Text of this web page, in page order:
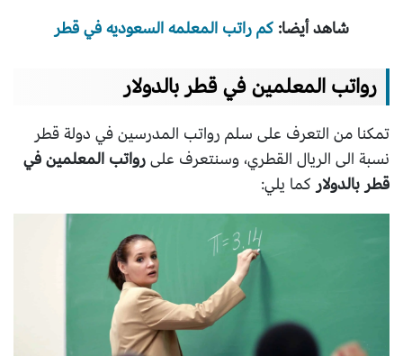
شاهد أيضا: كم راتب المعلمه السعوديه في قطر
رواتب المعلمين في قطر بالدولار
تمكنا من التعرف على سلم رواتب المدرسين في دولة قطر
نسبة الى الريال القطري، وسنتعرف علىرواتب المعلمين في
قطر بالدولار كما يلي: